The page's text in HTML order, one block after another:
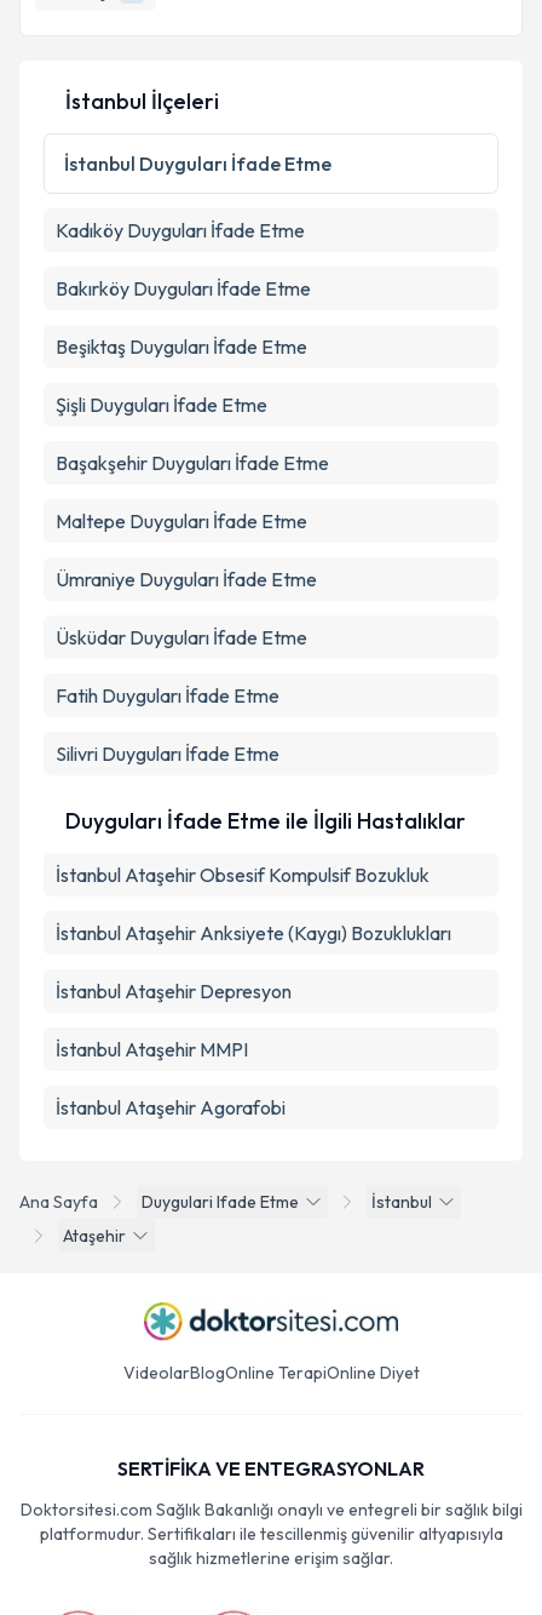
E-posta Adresiniz
Kişisel verilerimin işlenmesine ilişkinAydınlatma
Metni
'ni okudum ve kişisel verilerimin belirtilen
kapsamda işlenmesini kabul ediyorum.
Ana Sayfa Duygulari Ifade Etme
İstanbul
Ataşehir
İstanbul İlçeleri
İstanbul Duyguları İfade Etme
Kadıköy Duyguları İfade Etme
Bakırköy Duyguları İfade Etme
Beşiktaş Duyguları İfade Etme
Şişli Duyguları İfade Etme
Başakşehir Duyguları İfade Etme
Maltepe Duyguları İfade Etme
Ümraniye Duyguları İfade Etme
Üsküdar Duyguları İfade Etme
Fatih Duyguları İfade Etme
Silivri Duyguları İfade Etme
Duyguları İfade Etme ile İlgili Hastalıklar
İstanbul Ataşehir Obsesif Kompulsif Bozukluk
İstanbul Ataşehir Anksiyete (Kaygı) Bozuklukları
İstanbul Ataşehir Depresyon
İstanbul Ataşehir MMPI
İstanbul Ataşehir Agorafobi
VideolarBlogOnline TerapiOnline Diyet
SERTİFİKA VE ENTEGRASYONLAR
Doktorsitesi.com Sağlık Bakanlığı onaylı ve entegreli bir sağlık bilgi
platformudur. Sertifikaları ile tescillenmiş güvenilir altyapısıyla
sağlık hizmetlerine erişim sağlar.